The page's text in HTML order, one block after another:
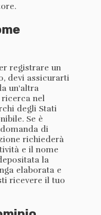
registrare un
devi assicurarti
un'altra
ricerca nel
degli Stati
Se è
di
richiederà
e il nome
la
elaborata e
ricevere il tuo